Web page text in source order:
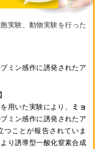
実験、動物実験を行った
ミン感作に誘発されたア
用いた実験により、
ミョ
ミン感作に誘発されたア
つことが報告されていま
り誘導型一酸化窒素合成